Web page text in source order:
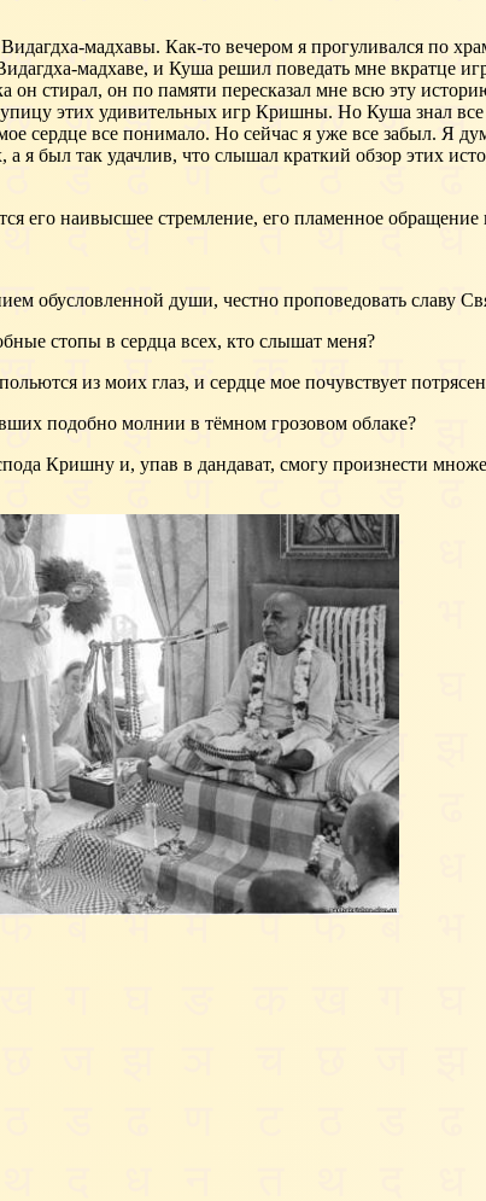
мадхавы. Как-то вечером я прогуливался по
мадхаве, и Куша решил поведать мне вкратце
стирал, он по памяти пересказал мне всю эту
этих удивительных игр Кришны. Но Куша знал все
сердце все понимало. Но сейчас я уже все забыл. Я
был так удачлив, что слышал краткий обзор этих
его наивысшее стремление, его пламенное
обусловленной души, честно проповедовать
стопы в сердца всех, кто слышат меня?
из моих глаз, и сердце мое почувствует
подобно молнии в тёмном грозовом облаке?
Кришну и, упав в дандават, смогу произнести